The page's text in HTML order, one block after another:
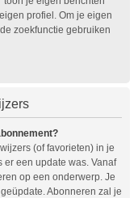
profiel. Om je eigen
zoekfunctie gebruiken
(of favorieten) in je
er een update was. Vanaf
op een onderwerp. Je
Abonneren zal je